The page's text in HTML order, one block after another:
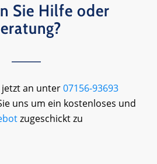
Sie Hilfe oder
jetzt an unter07156-93693
uns um ein kostenloses und
zugeschickt zu